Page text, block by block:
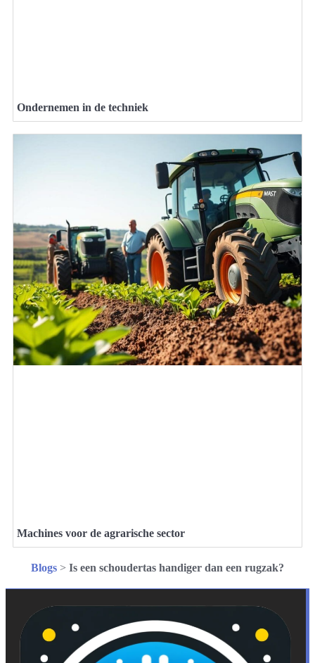
Ondernemen in de techniek
Machines voor de agrarische sector
Blogs > Is een schoudertas handiger dan een rugzak?